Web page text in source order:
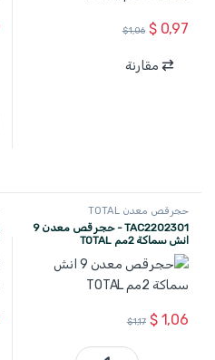
$0,97
$1,06
مقارنة
حجر قص معدن TOTAL
TAC2202301 - حجر قص معدن 9
انش سماكة 2مم TOTAL
$1,06
$1,17